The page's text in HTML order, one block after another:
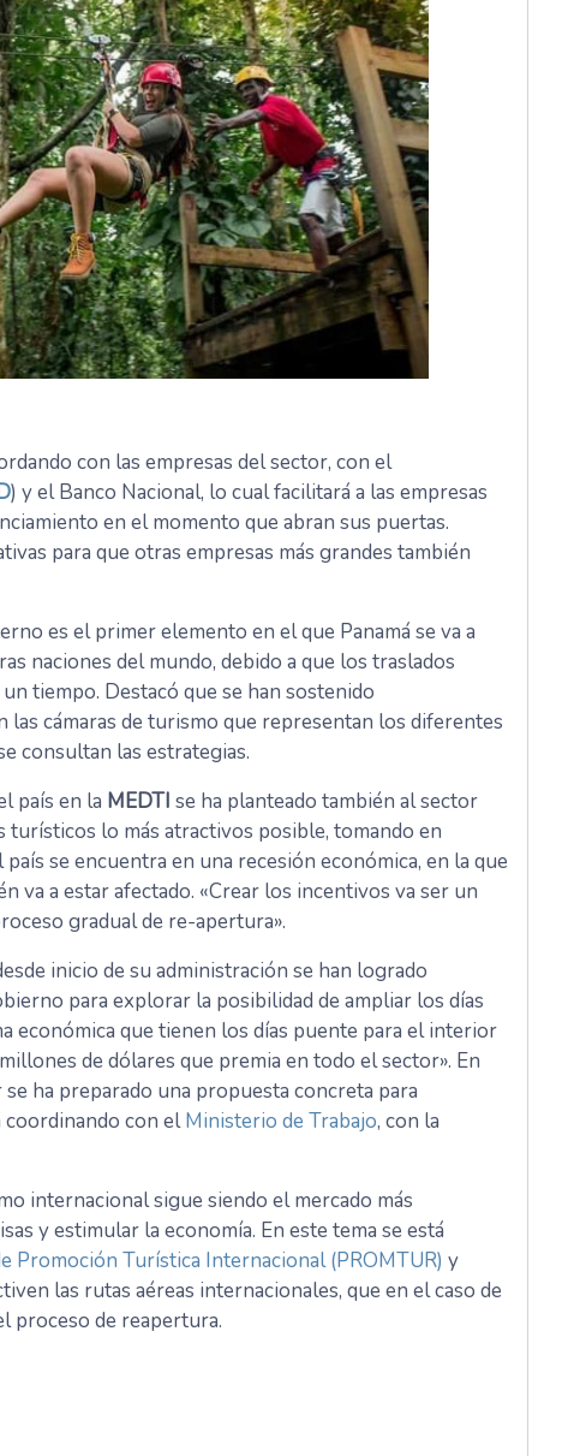
con las empresas del sector, con el
) y el Banco Nacional, lo cual facilitará a las empresas
en el momento que abran sus puertas.
para que otras empresas más grandes también
es el primer elemento en el que Panamá se va a
naciones del mundo, debido a que los traslados
tiempo. Destacó que se han sostenido
las cámaras de turismo que representan los diferentes
consultan las estrategias.
país en la MEDTI se ha planteado también al sector
turísticos lo más atractivos posible, tomando en
se encuentra en una recesión económica, en la que
va a estar afectado. «Crear los incentivos va ser un
gradual de re-apertura».
inicio de su administración se han logrado
para explorar la posibilidad de ampliar los días
económica que tienen los días puente para el interior
de dólares que premia en todo el sector». En
ha preparado una propuesta concreta para
coordinando con elMinisterio de Trabajo, con la
internacional sigue siendo el mercado más
y estimular la economía. En este tema se está
Promoción Turística Internacional (PROMTUR) y
las rutas aéreas internacionales, que en el caso de
proceso de reapertura.